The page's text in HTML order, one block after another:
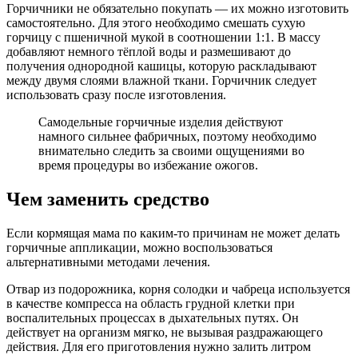
Горчичники не обязательно покупать — их можно изготовить
самостоятельно. Для этого необходимо смешать сухую
горчицу с пшеничной мукой в соотношении 1:1. В массу
добавляют немного тёплой воды и размешивают до
получения однородной кашицы, которую раскладывают
между двумя слоями влажной ткани. Горчичник следует
использовать сразу после изготовления.
Самодельные горчичные изделия действуют
намного сильнее фабричных, поэтому необходимо
внимательно следить за своими ощущениями во
время процедуры во избежание ожогов.
Чем заменить средство
Если кормящая мама по каким-то причинам не может делать
горчичные аппликации, можно воспользоваться
альтернативными методами лечения.
Отвар из подорожника, корня солодки и чабреца используется
в качестве компресса на область грудной клетки при
воспалительных процессах в дыхательных путях. Он
действует на организм мягко, не вызывая раздражающего
действия. Для его приготовления нужно залить литром